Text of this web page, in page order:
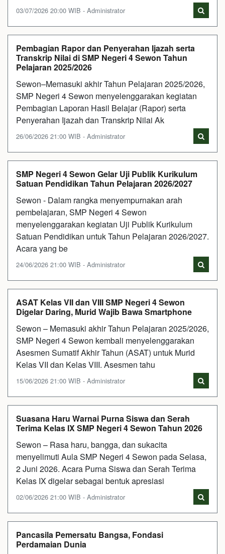
03/07/2026 20:00 WIB - Administrator
Pembagian Rapor dan Penyerahan Ijazah serta
Transkrip Nilai di SMP Negeri 4 Sewon Tahun
Pelajaran 2025/2026
Sewon–Memasuki akhir Tahun Pelajaran 2025/2026,
SMP Negeri 4 Sewon menyelenggarakan kegiatan
Pembagian Laporan Hasil Belajar (Rapor) serta
Penyerahan Ijazah dan Transkrip Nilai Ak
26/06/2026 21:00 WIB - Administrator
SMP Negeri 4 Sewon Gelar Uji Publik Kurikulum
Satuan Pendidikan Tahun Pelajaran 2026/2027
Sewon - Dalam rangka menyempurnakan arah
pembelajaran, SMP Negeri 4 Sewon
menyelenggarakan kegiatan Uji Publik Kurikulum
Satuan Pendidikan untuk Tahun Pelajaran 2026/2027.
Acara yang be
24/06/2026 21:00 WIB - Administrator
ASAT Kelas VII dan VIII SMP Negeri 4 Sewon
Digelar Daring, Murid Wajib Bawa Smartphone
Sewon – Memasuki akhir Tahun Pelajaran 2025/2026,
SMP Negeri 4 Sewon kembali menyelenggarakan
Asesmen Sumatif Akhir Tahun (ASAT) untuk Murid
Kelas VII dan Kelas VIII. Asesmen tahu
15/06/2026 21:00 WIB - Administrator
Suasana Haru Warnai Purna Siswa dan Serah
Terima Kelas IX SMP Negeri 4 Sewon Tahun 2026
Sewon – Rasa haru, bangga, dan sukacita
menyelimuti Aula SMP Negeri 4 Sewon pada Selasa,
2 Juni 2026. Acara Purna Siswa dan Serah Terima
Kelas IX digelar sebagai bentuk apresiasi
02/06/2026 21:00 WIB - Administrator
Pancasila Pemersatu Bangsa, Fondasi
Perdamaian Dunia